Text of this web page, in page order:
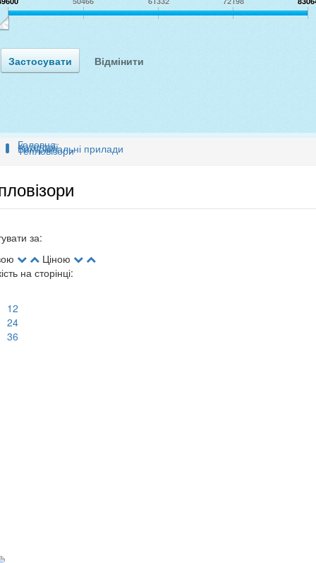
Головна
Категорії
Вимірювальні прилади
Тепловізори
за:
Ціною
на сторінці:
12
24
36